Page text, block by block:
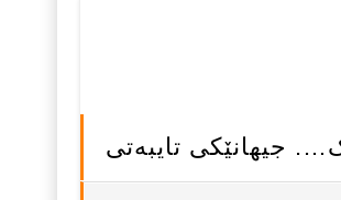
جیهانێکی تایبه‌تی